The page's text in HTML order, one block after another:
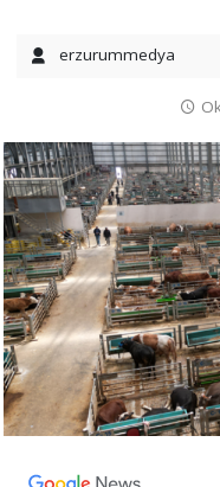
erzurummedya